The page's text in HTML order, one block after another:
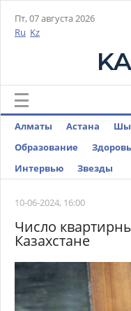
Пт, 07 августа 2026
Ru Kz
Алматы Астана
Образование
Интервью
Звезды
10-06-2024, 16:00
Число
Казахстане